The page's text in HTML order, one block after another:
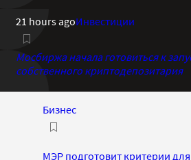
21 hours agoИнвестиции
Мосбиржа начала готовиться к
собственного криптодепозитария
Бизнес
МЭР подготовит критерии